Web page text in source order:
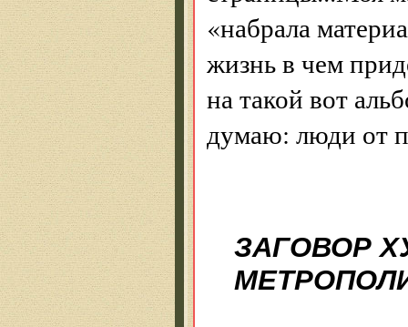
«набрала
жизнь в чем
на такой вот
думаю: люди от
ЗАГОВОР